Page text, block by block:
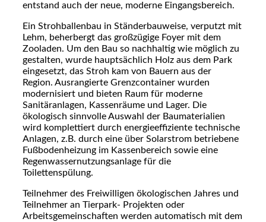
entstand auch der neue, moderne Eingangsbereich.
Ein Strohballenbau in Ständerbauweise, verputzt mit
Lehm, beherbergt das großzügige Foyer mit dem
Zooladen. Um den Bau so nachhaltig wie möglich zu
gestalten, wurde hauptsächlich Holz aus dem Park
eingesetzt, das Stroh kam von Bauern aus der
Region. Ausrangierte Grenzcontainer wurden
modernisiert und bieten Raum für moderne
Sanitäranlagen, Kassenräume und Lager. Die
ökologisch sinnvolle Auswahl der Baumaterialien
wird komplettiert durch energieeffiziente technische
Anlagen, z.B. durch eine über Solarstrom betriebene
Fußbodenheizung im Kassenbereich sowie eine
Regenwassernutzungsanlage für die
Toilettenspülung.
Teilnehmer des Freiwilligen ökologischen Jahres und
Teilnehmer an Tierpark- Projekten oder
Arbeitsgemeinschaften werden automatisch mit dem